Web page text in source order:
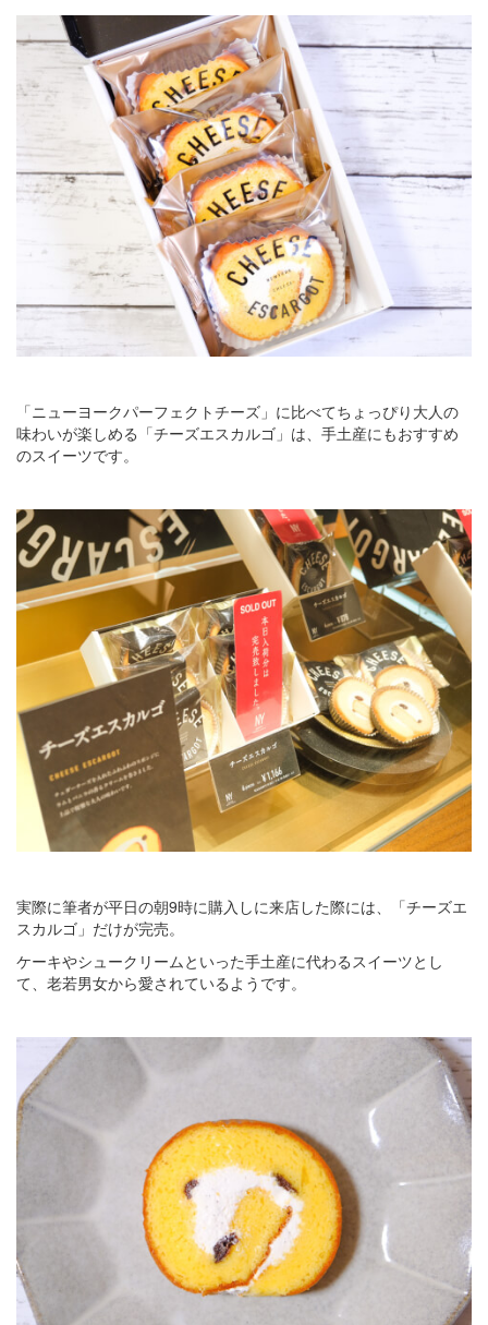
「ニューヨークパーフェクトチーズ」に比べてちょっぴり大人の
味わいが楽しめる「チーズエスカルゴ」は、手土産にもおすすめ
のスイーツです。
実際に筆者が平日の朝9時に購入しに来店した際には、「チーズエ
スカルゴ」だけが完売。
ケーキやシュークリームといった手土産に代わるスイーツとし
て、老若男女から愛されているようです。